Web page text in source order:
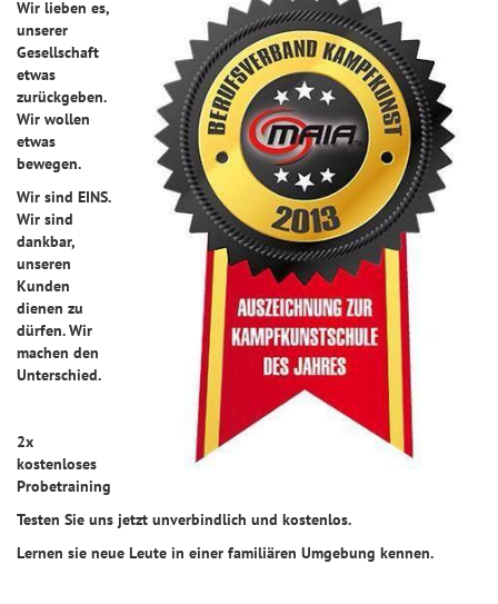
Wir lieben es,
unserer
Gesellschaft
etwas
zurückgeben.
Wir wollen
etwas
bewegen.
Wir sind EINS.
Wir sind
dankbar,
unseren
Kunden
dienen zu
dürfen. Wir
machen den
Unterschied.
2x
kostenloses
Probetraining
Testen Sie uns jetzt unverbindlich und kostenlos.
Lernen sie neue Leute in einer familiären Umgebung kennen.